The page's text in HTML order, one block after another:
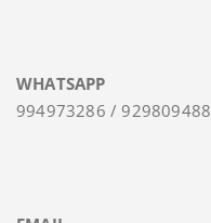
WHATSAPP
994973286 / 929809488